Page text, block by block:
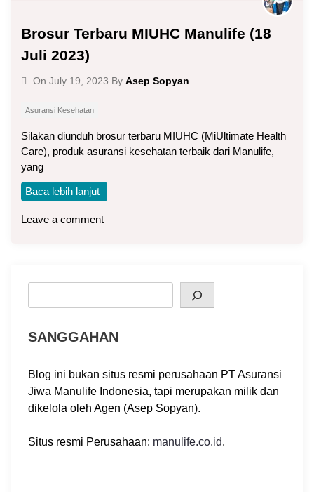
Brosur Terbaru MIUHC Manulife (18
Juli 2023)
On July 19, 2023 By Asep Sopyan
Asuransi Kesehatan
Silakan diunduh brosur terbaru MIUHC (MiUltimate Health
Care), produk asuransi kesehatan terbaik dari Manulife,
yang
Baca lebih lanjut
Leave a comment
SANGGAHAN
Blog ini bukan situs resmi perusahaan PT Asuransi
Jiwa Manulife Indonesia, tapi merupakan milik dan
dikelola oleh Agen (Asep Sopyan).
Situs resmi Perusahaan: manulife.co.id.